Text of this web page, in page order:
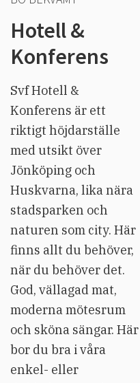
Hotell &
Konferens
Svf Hotell &
Konferens är ett
riktigt höjdarställe
med utsikt över
Jönköping och
Huskvarna, lika nära
stadsparken och
naturen som city. Här
finns allt du behöver,
när du behöver det.
God, vällagad mat,
moderna mötesrum
och sköna sängar. Här
bor du bra i våra
enkel- eller